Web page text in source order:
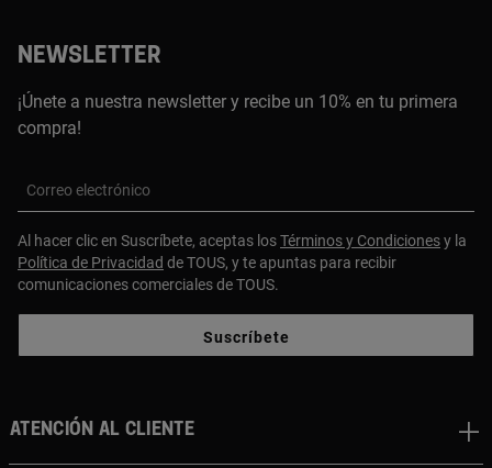
NEWSLETTER
¡Únete a nuestra newsletter y recibe un 10% en tu primera
compra!
Correo electrónico
Al hacer clic en Suscríbete, aceptas losTérminos y Condicionesy la
Política de Privacidad de TOUS, y te apuntas para recibir
comunicaciones comerciales de TOUS.
Suscríbete
Atención al cliente